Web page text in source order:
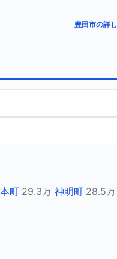
豊田市の詳
町 29.3万 神明町 28.5万